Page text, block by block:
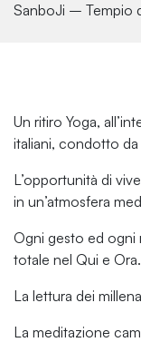
SanboJi – Tempio
Un ritiro Yoga,
italiani, condotto da
L’opportunità di
in un’atmosfera
Ogni gesto ed ogni
totale nel Qui e Ora.
La lettura dei
La meditazione